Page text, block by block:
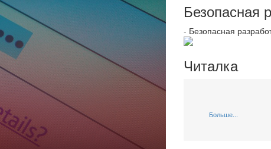
Безопасная
- Безопасная
Читалка
Больше...